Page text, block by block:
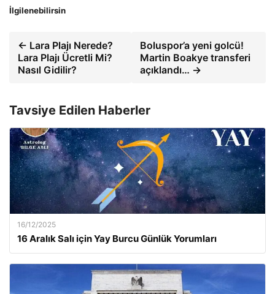
İlgilenebilirsin
← Lara Plajı Nerede?
Lara Plajı Ücretli Mi?
Nasıl Gidilir?
Boluspor’a yeni golcü!
Martin Boakye transferi
açıklandı… →
Tavsiye Edilen Haberler
16/12/2025
16 Aralık Salı için Yay Burcu Günlük Yorumları